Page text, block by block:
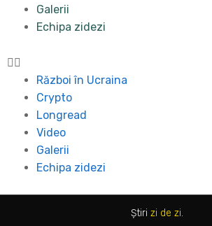
Galerii
Echipa zidezi
Război în Ucraina
Crypto
Longread
Video
Galerii
Echipa zidezi
Știri zi de zi.